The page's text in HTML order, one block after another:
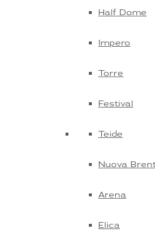
Half Dome
Impero
Torre
Festival
Teide
Nuova
Arena
Elica